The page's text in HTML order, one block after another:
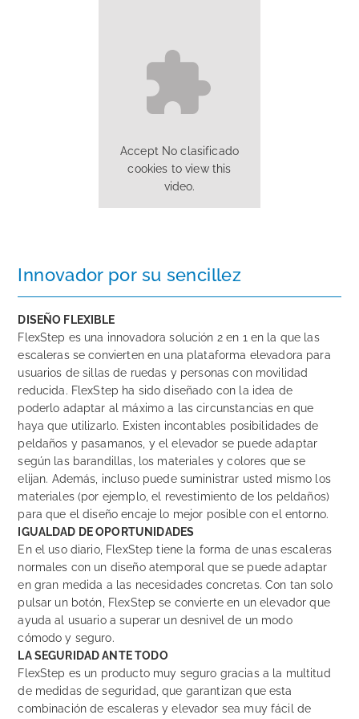
Accept No clasificado
cookies to view this
video.
Innovador por su sencillez
DISEÑO FLEXIBLE
FlexStep es una innovadora solución 2 en 1 en la que las
escaleras se convierten en una plataforma elevadora para
usuarios de sillas de ruedas y personas con movilidad
reducida. FlexStep ha sido diseñado con la idea de
poderlo adaptar al máximo a las circunstancias en que
haya que utilizarlo. Existen incontables posibilidades de
peldaños y pasamanos, y el elevador se puede adaptar
según las barandillas, los materiales y colores que se
elijan. Además, incluso puede suministrar usted mismo los
materiales (por ejemplo, el revestimiento de los peldaños)
para que el diseño encaje lo mejor posible con el entorno.
IGUALDAD DE OPORTUNIDADES
En el uso diario, FlexStep tiene la forma de unas escaleras
normales con un diseño atemporal que se puede adaptar
en gran medida a las necesidades concretas. Con tan solo
pulsar un botón, FlexStep se convierte en un elevador que
ayuda al usuario a superar un desnivel de un modo
cómodo y seguro.
LA SEGURIDAD ANTE TODO
FlexStep es un producto muy seguro gracias a la multitud
de medidas de seguridad, que garantizan que esta
combinación de escaleras y elevador sea muy fácil de